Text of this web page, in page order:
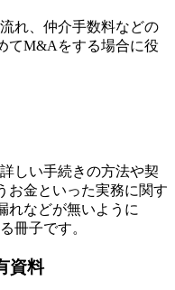
れ、仲介手数料などの
てM&Aをする場合に役
しい手続きの方法や契
お金といった実務に関す
れなどが無いように
冊子です。
資料